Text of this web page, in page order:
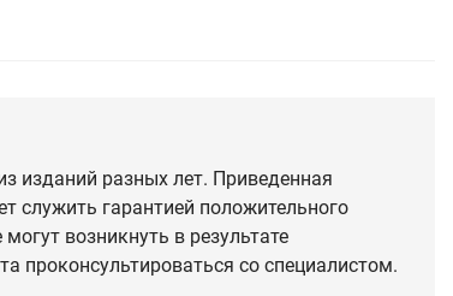
изданий разных лет. Приведенная
служить гарантией положительного
возникнуть в результате
проконсультироваться со специалистом.